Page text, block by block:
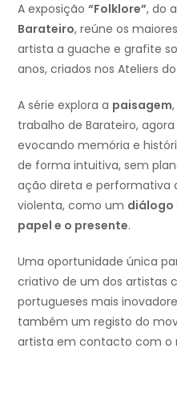
A exposição “Folklore”, do
Barateiro, reúne os
artista a guache e grafite
anos, criados nos Ateliers
A série explora a paisagem
trabalho de Barateiro,
evocando memória e
de forma intuitiva, sem
ação direta e performativa
violenta, como um diálogo
papel e o presente.
Uma oportunidade única
criativo de um dos artistas
portugueses mais
também um registo do
artista em contacto com o